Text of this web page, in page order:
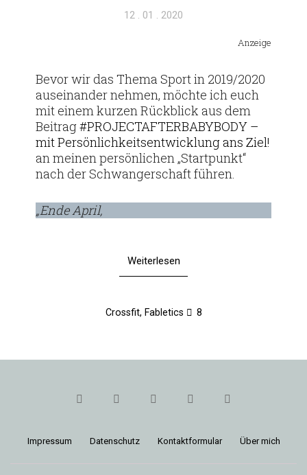
Veröffentlicht
12 . 01 . 2020
Anzeige
Bevor wir das Thema Sport in 2019/2020
aus­ein­ander nehmen, möchte ich euch
mit einem kurzen Rück­blick aus dem
Bei­trag#PRO­JEC­TAF­TER­BA­BY­BODY –
mit Per­sön­lich­keits­ent­wick­lung ans Ziel!
an meinen per­sön­li­chen „Start­punkt“
nach der Schwan­ger­schaft führen.
„Ende April,
Weiterlesen
Crossfit, Fabletics 8
Impressum Daten­schutz Kon­takt­for­mular Über mich